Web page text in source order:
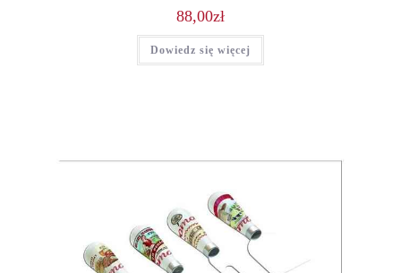
88,00zł
Dowiedz się więcej